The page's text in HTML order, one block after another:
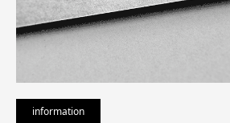
information